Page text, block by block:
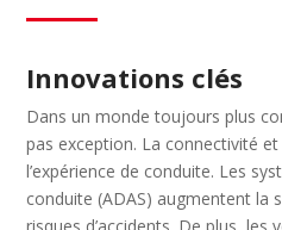
Innovations clés
Dans un monde toujours plus
pas exception. La connectivité
l’expérience de conduite. Les
conduite (ADAS) augmentent la
risques d’accidents. De plus,